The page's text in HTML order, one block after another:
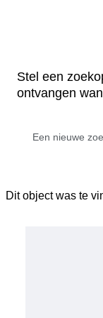
Stel een
ontvangen
Dit object was te